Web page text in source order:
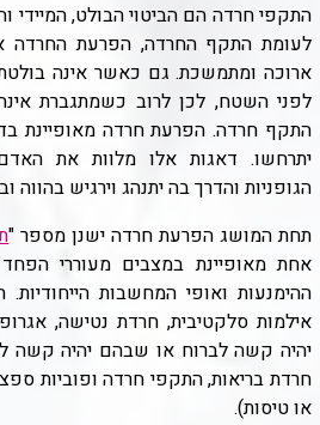
התקפי חרדה הם הביטוי הבולט, המיידי
לעומת התקף החרדה, הפרעת החרדה
ארוכה ומתמשכת. גם כאשר אינה
לפני השטח, לכן לרוב כשמתגברת
התקף חרדה. הפרעת חרדה מאופיינת
יתרחשו. דאגות אלו מלוות את
הגופניות והדרך בה יתנהג וירגיש בהווה
תחת המושג הפרעת חרדה ישנן מספר "
אחת מאופיינת במצבים מעוררי הפחד
ההימנעות ואופי המחשבות
אילמות סלקטיבית, חרדת נטישה,
יהיה קשה לברוח או שבהם יהיה קשה
חרדת בריאות, התקפי חרדה ופוביות
או טיסות).